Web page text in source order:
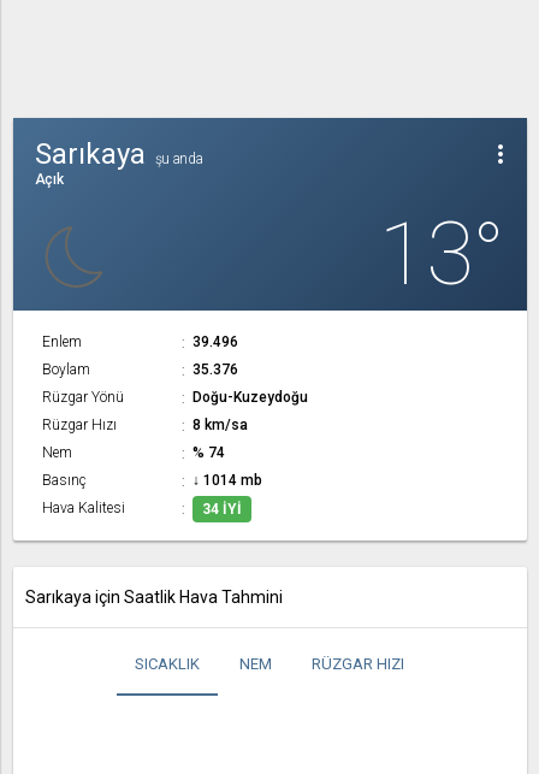
more_vert
Sarıkaya
şu anda
Açık
13°
Enlem
39.496
Boylam
35.376
Rüzgar Yönü
Doğu-Kuzeydoğu
Rüzgar Hızı
8 km/sa
Nem
% 74
Basınç
↓ 1014 mb
Hava Kalitesi
34 İYI
Sarıkaya için Saatlik Hava Tahmini
SICAKLIK NEM RÜZGAR HIZI